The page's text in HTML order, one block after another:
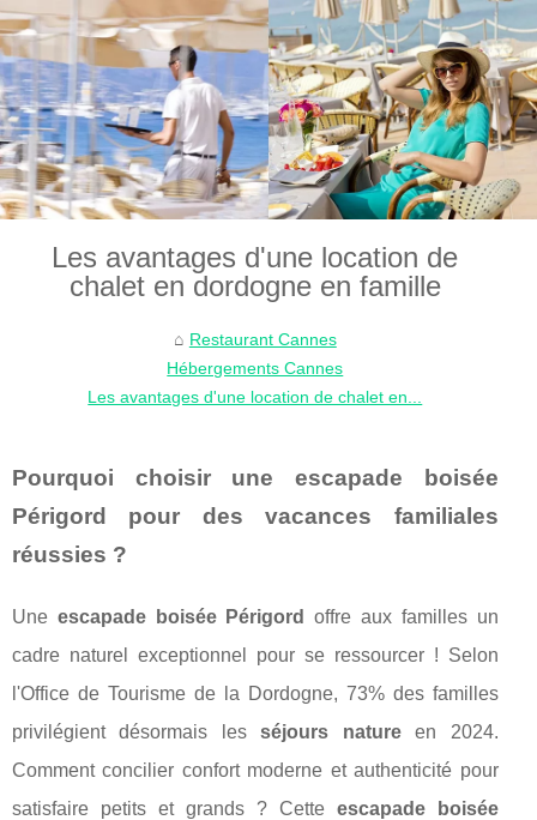
Les avantages d'une location de
chalet en dordogne en famille
Restaurant Cannes
Hébergements Cannes
Les avantages d'une location de chalet en...
Pourquoi choisir une escapade boisée
Périgord pour des vacances familiales
réussies ?
Une escapade boisée Périgord
offre aux familles un
cadre naturel exceptionnel pour se ressourcer ! Selon
l'Office de Tourisme de la Dordogne, 73% des familles
privilégient désormais lesséjours natureen 2024.
Comment concilier confort moderne et authenticité pour
satisfaire petits et grands ? Cette escapade boisée